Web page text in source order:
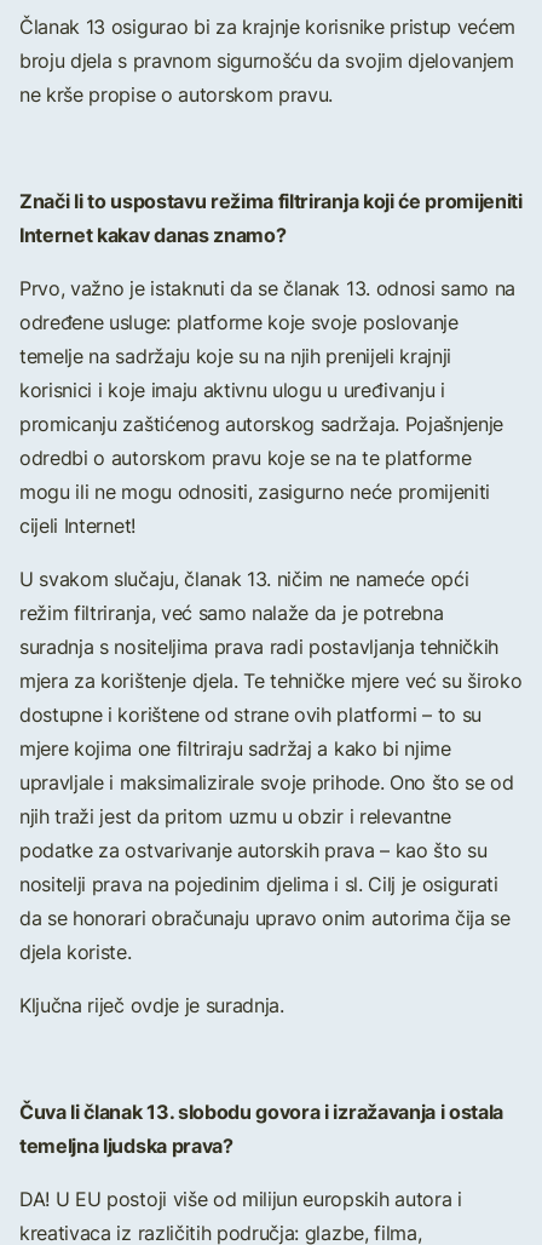
Članak 13 osigurao bi za krajnje korisnike pristup većem
broju djela s pravnom sigurnošću da svojim djelovanjem
ne krše propise o autorskom pravu.
Znači li to uspostavu režima filtriranja koji će promijeniti
Internet kakav danas znamo?
Prvo, važno je istaknuti da se članak 13. odnosi samo na
određene usluge: platforme koje svoje poslovanje
temelje na sadržaju koje su na njih prenijeli krajnji
korisnici i koje imaju aktivnu ulogu u uređivanju i
promicanju zaštićenog autorskog sadržaja. Pojašnjenje
odredbi o autorskom pravu koje se na te platforme
mogu ili ne mogu odnositi, zasigurno neće promijeniti
cijeli Internet!
U svakom slučaju, članak 13. ničim ne nameće opći
režim filtriranja, već samo nalaže da je potrebna
suradnja s nositeljima prava radi postavljanja tehničkih
mjera za korištenje djela. Te tehničke mjere već su široko
dostupne i korištene od strane ovih platformi – to su
mjere kojima one filtriraju sadržaj a kako bi njime
upravljale i maksimalizirale svoje prihode. Ono što se od
njih traži jest da pritom uzmu u obzir i relevantne
podatke za ostvarivanje autorskih prava – kao što su
nositelji prava na pojedinim djelima i sl. Cilj je osigurati
da se honorari obračunaju upravo onim autorima čija se
djela koriste.
Ključna riječ ovdje je suradnja.
Čuva li članak 13. slobodu govora i izražavanja i ostala
temeljna ljudska prava?
DA! U EU postoji više od milijun europskih autora i
kreativaca iz različitih područja: glazbe, filma,